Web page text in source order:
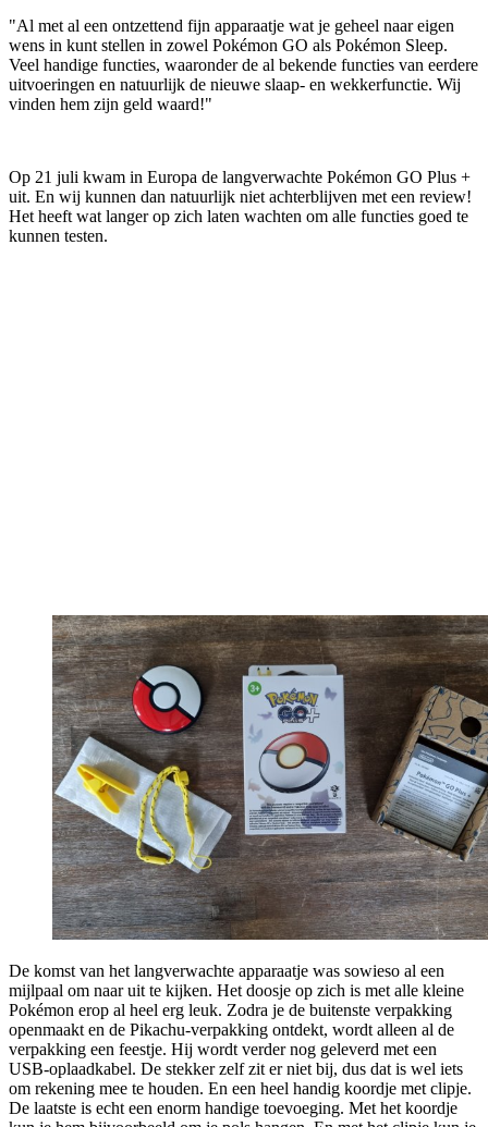
"Al met al een ontzettend fijn apparaatje wat je geheel naar eigen
wens in kunt stellen in zowel Pokémon GO als Pokémon Sleep.
Veel handige functies, waaronder de al bekende functies van eerdere
uitvoeringen en natuurlijk de nieuwe slaap- en wekkerfunctie. Wij
vinden hem zijn geld waard!"
Op 21 juli kwam in Europa de langverwachte Pokémon GO Plus +
uit. En wij kunnen dan natuurlijk niet achterblijven met een review!
Het heeft wat langer op zich laten wachten om alle functies goed te
kunnen testen.
De komst van het langverwachte apparaatje was sowieso al een
mijlpaal om naar uit te kijken. Het doosje op zich is met alle kleine
Pokémon erop al heel erg leuk. Zodra je de buitenste verpakking
openmaakt en de Pikachu-verpakking ontdekt, wordt alleen al de
verpakking een feestje. Hij wordt verder nog geleverd met een
USB-oplaadkabel. De stekker zelf zit er niet bij, dus dat is wel iets
om rekening mee te houden. En een heel handig koordje met clipje.
De laatste is echt een enorm handige toevoeging. Met het koordje